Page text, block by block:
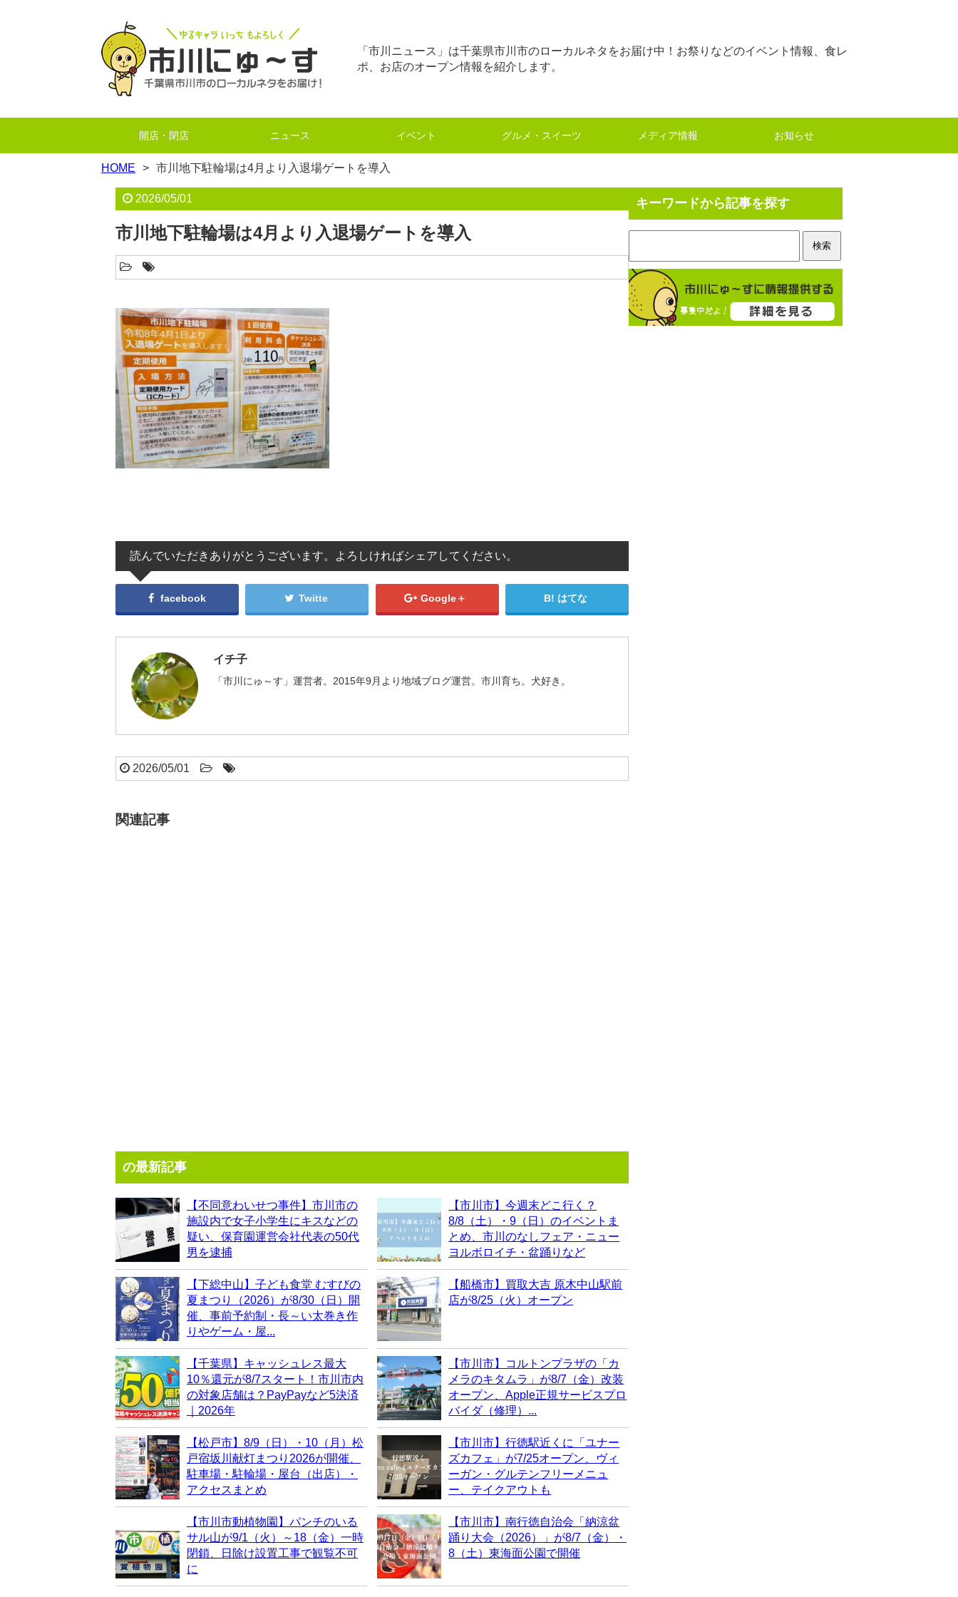
「市川ニュース」は千葉県市川市のローカルネタをお届け中！お祭りなどのイベント情報、食レ
ポ、お店のオープン情報を紹介します。
開店・閉店 ニュース イベント グルメ・スイーツ メディア情報 お知らせ
HOME 市川地下駐輪場は4月より入退場ゲートを導入
2026/05/01
市川地下駐輪場は4月より入退場ゲートを導入
読んでいただきありがとうございます。よろしければシェアしてください。
facebook Twitte Google＋ はてな
イチ子
「市川にゅ～す」運営者。2015年9月より地域ブログ運営。市川育ち。犬好き。
2026/05/01
関連記事
の最新記事
【不同意わいせつ事件】市川市の
施設内で女子小学生にキスなどの
疑い、保育園運営会社代表の50代
男を逮捕
【市川市】今週末どこ行く？
8/8（土）・9（日）のイベントま
とめ、市川のなしフェア・ニュー
ヨルボロイチ・盆踊りなど
【下総中山】子ども食堂 むすびの
夏まつり（2026）が8/30（日）開
催、事前予約制・長～い太巻き作
りやゲーム・屋...
【船橋市】買取大吉 原木中山駅前
店が8/25（火）オープン
【千葉県】キャッシュレス最大
10％還元が8/7スタート！市川市内
の対象店舗は？PayPayなど5決済
｜2026年
【市川市】コルトンプラザの「カ
メラのキタムラ」が8/7（金）改装
オープン、Apple正規サービスプロ
バイダ（修理）...
【松戸市】8/9（日）・10（月）松
戸宿坂川献灯まつり2026が開催、
駐車場・駐輪場・屋台（出店）・
アクセスまとめ
【市川市】行徳駅近くに「ユナー
ズカフェ」が7/25オープン、ヴィ
ーガン・グルテンフリーメニュ
ー、テイクアウトも
【市川市動植物園】パンチのいる
サル山が9/1（火）～18（金）一時
閉鎖、日除け設置工事で観覧不可
に
【市川市】南行徳自治会「納涼盆
踊り大会（2026）」が8/7（金）・
8（土）東海面公園で開催
キーワードから記事を探す